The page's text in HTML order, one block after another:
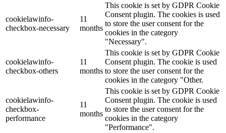
cookielawinfo-
checkbox-necessary
11
months
This cookie is set by GDPR Cookie
Consent plugin. The cookies is used
to store the user consent for the
cookies in the category
"Necessary".
cookielawinfo-
checkbox-others
11
months
This cookie is set by GDPR Cookie
Consent plugin. The cookie is used
to store the user consent for the
cookies in the category "Other.
cookielawinfo-
checkbox-
performance
11
months
This cookie is set by GDPR Cookie
Consent plugin. The cookie is used
to store the user consent for the
cookies in the category
"Performance".